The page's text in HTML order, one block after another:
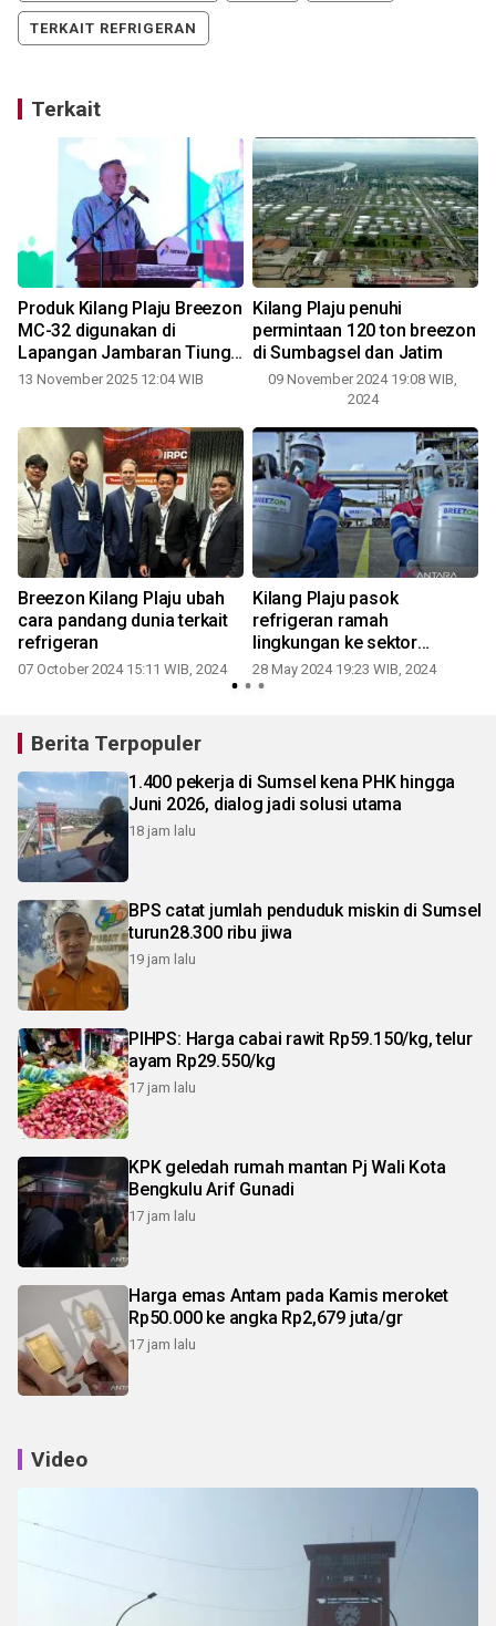
TERKAIT REFRIGERAN
Terkait
Produk Kilang Plaju Breezon
MC-32 digunakan di
Lapangan Jambaran Tiung
Biru Jawa Timur
13 November 2025 12:04 WIB
Kilang Plaju penuhi
permintaan 120 ton breezon
di Sumbagsel dan Jatim
09 November 2024 19:08 WIB,
2024
Breezon Kilang Plaju ubah
cara pandang dunia terkait
refrigeran
07 October 2024 15:11 WIB, 2024
Kilang Plaju pasok
refrigeran ramah
lingkungan ke sektor
industri
28 May 2024 19:23 WIB, 2024
Berita Terpopuler
1.400 pekerja di Sumsel kena PHK hingga
Juni 2026, dialog jadi solusi utama
18 jam lalu
BPS catat jumlah penduduk miskin di Sumsel
turun28.300 ribu jiwa
19 jam lalu
PIHPS: Harga cabai rawit Rp59.150/kg, telur
ayam Rp29.550/kg
17 jam lalu
KPK geledah rumah mantan Pj Wali Kota
Bengkulu Arif Gunadi
17 jam lalu
Harga emas Antam pada Kamis meroket
Rp50.000 ke angka Rp2,679 juta/gr
17 jam lalu
Video